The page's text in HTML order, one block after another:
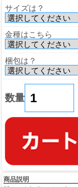
サイズは？
金種はこちら
梱包は？
数量
商品説明